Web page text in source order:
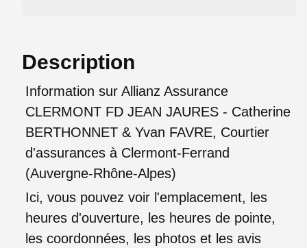
Description
Information sur Allianz Assurance
CLERMONT FD JEAN JAURES - Catherine
BERTHONNET & Yvan FAVRE, Courtier
d'assurances à Clermont-Ferrand
(Auvergne-Rhône-Alpes)
Ici, vous pouvez voir l'emplacement, les
heures d'ouverture, les heures de pointe,
les coordonnées, les photos et les avis